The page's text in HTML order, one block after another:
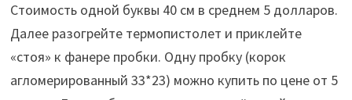
Стоимость одной буквы 40 см в среднем 5 долларов.
Далее разогрейте термопистолет и приклейте
«стоя» к фанере пробки. Одну пробку (корок
агломерированный 33*23) можно купить по цене от 5